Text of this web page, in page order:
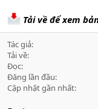
Tải về để xem
Tác giả
Tải về
Đọc
Đăng lần đầu
Cập nhật gần nhất